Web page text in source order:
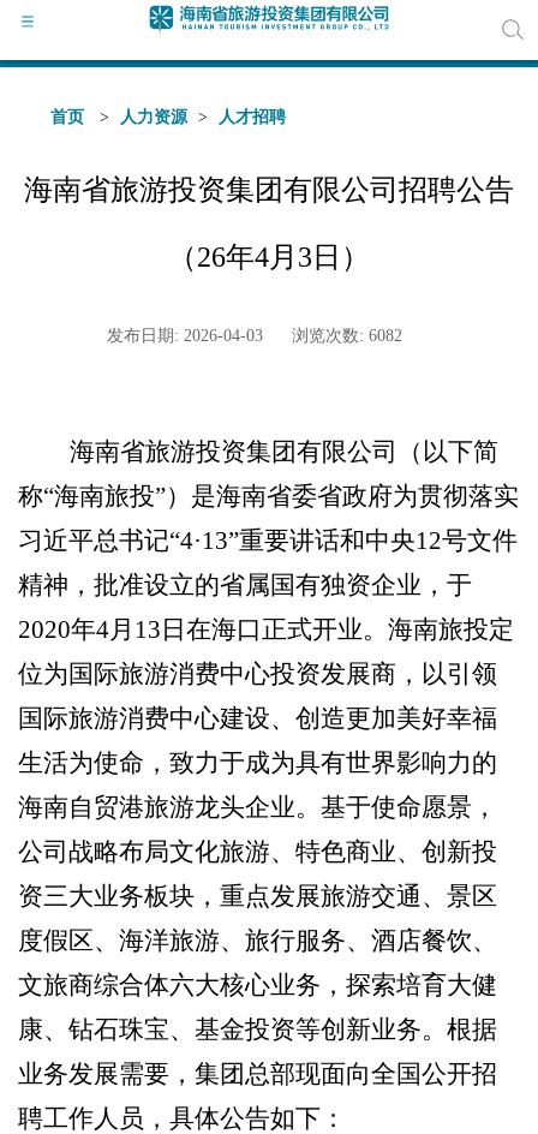
公司
媒体
招采
招商
特色
创新
专题
首页 > 人力资源 > 人才招聘
海南省旅游投资集团有限公司招聘公告
（26年4月3日）
发布日期: 2026-04-03 浏览次数: 6082
海南省旅游投资集团有限公司（以下简
称“海南旅投”）是海南省委省政府为贯彻落实
习近平总书记“4·13”重要讲话和中央12号文件
精神，批准设立的省属国有独资企业，于
2020年4月13日在海口正式开业。海南旅投定
位为国际旅游消费中心投资发展商，以引领
国际旅游消费中心建设、创造更加美好幸福
生活为使命，致力于成为具有世界影响力的
海南自贸港旅游龙头企业。 基于使命愿景，
公司战略布局文化旅游、特色商业、创新投
资三大业务板块，重点发展旅游交通、景区
度假区、海洋旅游、旅行服务、酒店餐饮、
文旅商综合体六大核心业务，探索培育大健
康、钻石珠宝、基金投资等创新业务。根据
业务发展需要， 集团总部现面向全国公开招
聘工作人员 ，具体公告如下：